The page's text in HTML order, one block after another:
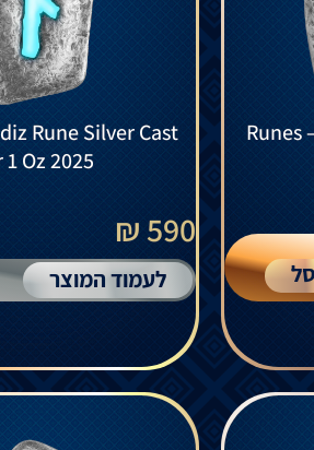
Runes
Rune Silver Cast
1 Oz 2025
590 ₪
לעמוד המוצר